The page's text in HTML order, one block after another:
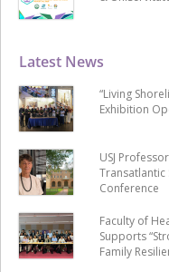
Latest News
“Living
Exhibition
USJ
Transatlantic
Conference
Faculty of
Supports
Family